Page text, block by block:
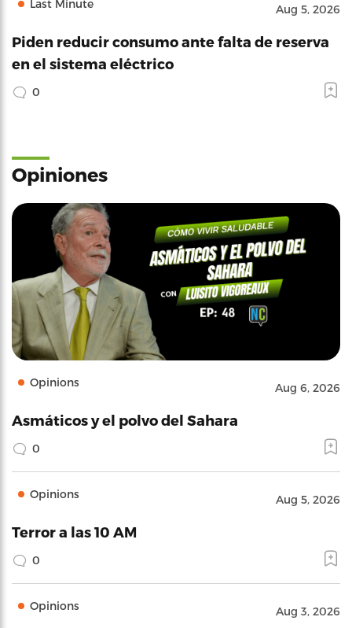
Last Minute Aug 5, 2026
Piden reducir consumo ante falta de reserva
en el sistema eléctrico
0
Opiniones
Opinions Aug 6, 2026
Asmáticos y el polvo del Sahara
0
Opinions Aug 5, 2026
Terror a las 10 AM
0
Opinions Aug 3, 2026